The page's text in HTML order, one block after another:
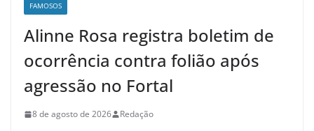
FAMOSOS
Alinne Rosa registra boletim de
ocorrência contra folião após
agressão no Fortal
8 de agosto de 2026 Redação